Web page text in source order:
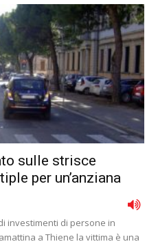
sulle strisce
per un’anziana
investimenti di persone in
a Thiene la vittima è una